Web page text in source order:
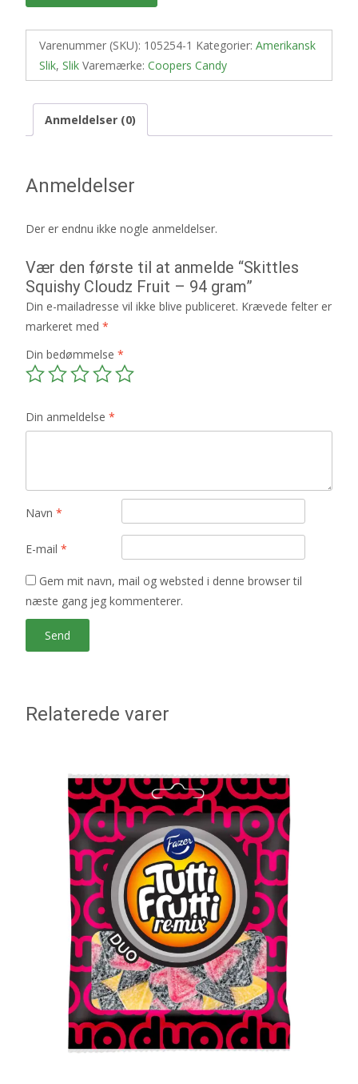
Varenummer (SKU): 105254-1 Kategorier: Amerikansk
Slik, Slik Varemærke: Coopers Candy
Anmeldelser (0)
Anmeldelser
Der er endnu ikke nogle anmeldelser.
Vær den første til at anmelde “Skittles
Squishy Cloudz Fruit – 94 gram”
Din e-mailadresse vil ikke blive publiceret. Krævede felter er
markeret med *
Din bedømmelse *
Din anmeldelse *
Navn *
E-mail *
Gem mit navn, mail og websted i denne browser til
næste gang jeg kommenterer.
Relaterede varer